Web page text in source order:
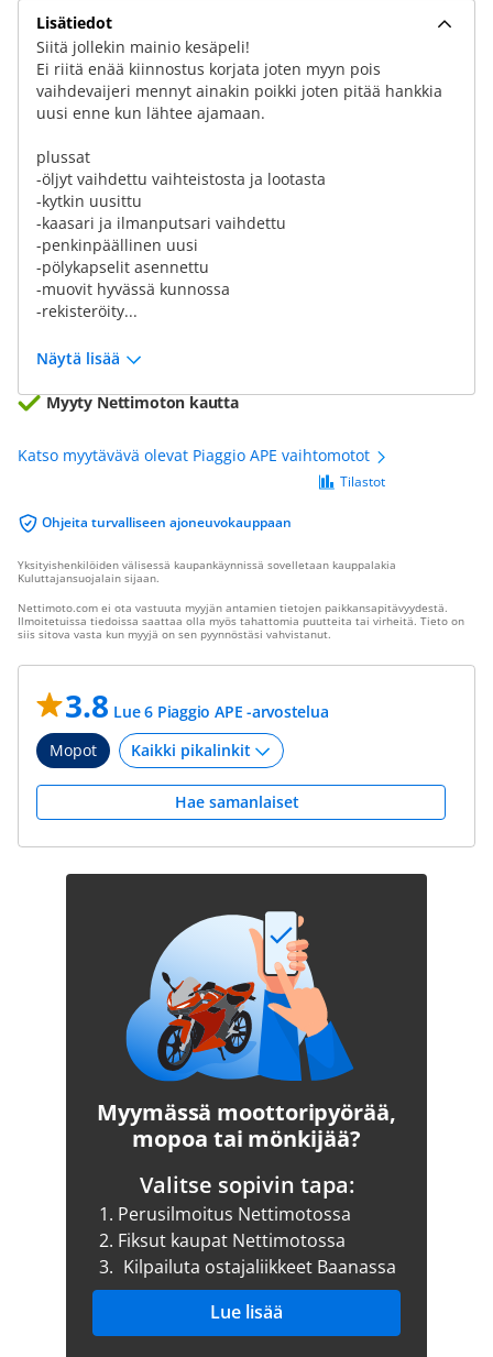
Lisätiedot
Siitä jollekin mainio kesäpeli!
Ei riitä enää kiinnostus korjata joten myyn pois
vaihdevaijeri mennyt ainakin poikki joten pitää hankkia
uusi enne kun lähtee ajamaan.
plussat
-öljyt vaihdettu vaihteistosta ja lootasta
-kytkin uusittu
-kaasari ja ilmanputsari vaihdettu
-penkinpäällinen uusi
-pölykapselit asennettu
-muovit hyvässä kunnossa
-rekisteröity...
Näytä lisää
Myyty Nettimoton kautta
Katso myytävävä olevat Piaggio APE vaihtomotot
Ohjeita turvalliseen ajoneuvokauppaan
Tilastot
Yksityishenkilöiden välisessä kaupankäynnissä sovelletaan kauppalakia
Kuluttajansuojalain sijaan.
Nettimoto.com ei ota vastuuta myyjän antamien tietojen paikkansapitävyydestä.
Ilmoitetuissa tiedoissa saattaa olla myös tahattomia puutteita tai virheitä. Tieto on
siis sitova vasta kun myyjä on sen pyynnöstäsi vahvistanut.
3.8 Lue 6 Piaggio APE -arvostelua
Mopot
Hae samanlaiset
Myymässä moottoripyörää,
mopoa tai mönkijää?
Valitse sopivin tapa:
1. Perusilmoitus Nettimotossa
2. Fiksut kaupat Nettimotossa
3. Kilpailuta ostajaliikkeet Baanassa
Lue lisää